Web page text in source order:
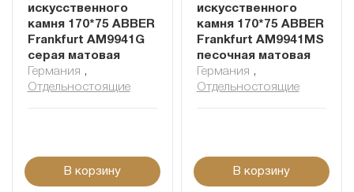
искусственного
камня 170*75 ABBER
Frankfurt AM9941G
серая матовая
Германия ,
Отдельностоящие
В корзину
искусственного
камня 170*75 ABBER
Frankfurt AM9941MS
песочная матовая
Германия ,
Отдельностоящие
В корзину